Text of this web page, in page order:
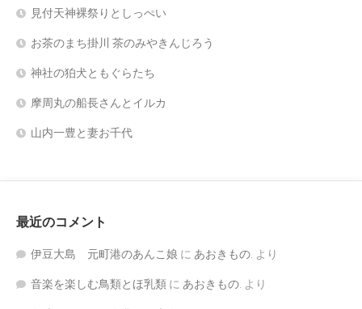
見付天神裸祭りとしっぺい
お茶のまち掛川 茶のみやきんじろう
神社の狛犬ともぐらたち
摩周丸の船長さんとイルカ
山内一豊と妻お千代
最近のコメント
伊豆大島 元町港のあんこ娘 に あおきもの. より
音楽を楽しむ鳥類とほ乳類 に あおきもの. より